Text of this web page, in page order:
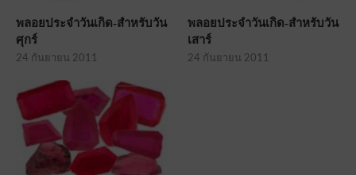
พลอยประจำวันเกิด-สำหรับวัน
ศุกร์
24 กันยายน 2011
พลอยประจำวันเกิด-สำหรับวัน
เสาร์
24 กันยายน 2011